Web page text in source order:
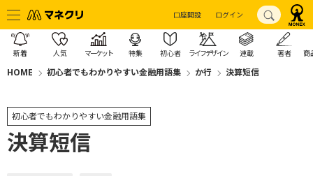
口座開設 ログイン
新着 人気 マーケット 特集 初心者 ライフデザイン 連載 著者 商
HOME 初心者でもわかりやすい金融用語集 か行 決算短信
初心者でもわかりやすい金融用語集
決算短信